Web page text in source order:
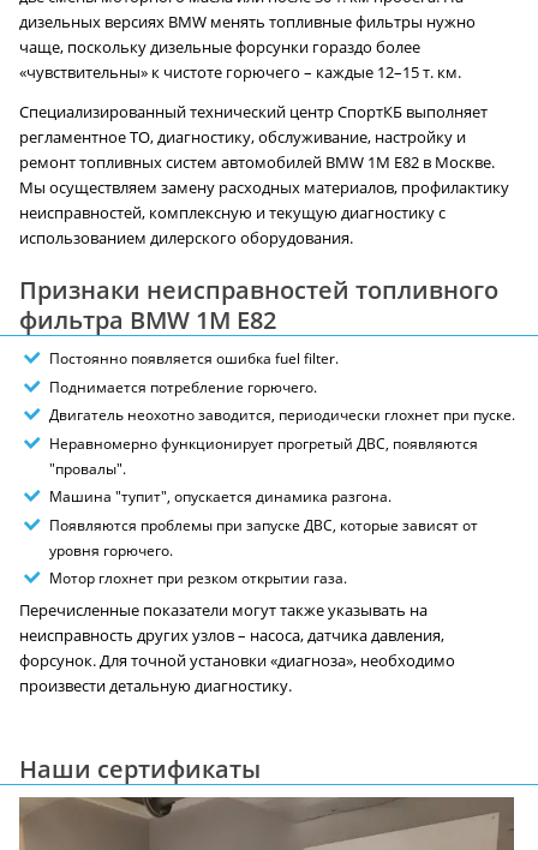
дизельных версиях BMW менять топливные фильтры нужно
чаще, поскольку дизельные форсунки гораздо более
«чувствительны» к чистоте горючего – каждые 12–15 т. км.
Специализированный технический центр СпортКБ выполняет
регламентное ТО, диагностику, обслуживание, настройку и
ремонт топливных систем автомобилей BMW 1M E82 в Москве.
Мы осуществляем замену расходных материалов, профилактику
неисправностей, комплексную и текущую диагностику с
использованием дилерского оборудования.
Признаки неисправностей топливного
фильтра BMW 1M E82
Постоянно появляется ошибка fuel filter.
Поднимается потребление горючего.
Двигатель неохотно заводится, периодически глохнет при пуске.
Неравномерно функционирует прогретый ДВС, появляются
"провалы".
Машина "тупит", опускается динамика разгона.
Появляются проблемы при запуске ДВС, которые зависят от
уровня горючего.
Мотор глохнет при резком открытии газа.
Перечисленные показатели могут также указывать на
неисправность других узлов – насоса, датчика давления,
форсунок. Для точной установки «диагноза», необходимо
произвести детальную диагностику.
Наши сертификаты